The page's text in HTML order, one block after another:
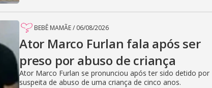
BEBÊ MAMÃE/ 06/08/2026
Ator Marco Furlan fala após ser
preso por abuso de criança
Ator Marco Furlan se pronunciou após ter sido detido por
suspeita de abuso de uma criança de cinco anos.